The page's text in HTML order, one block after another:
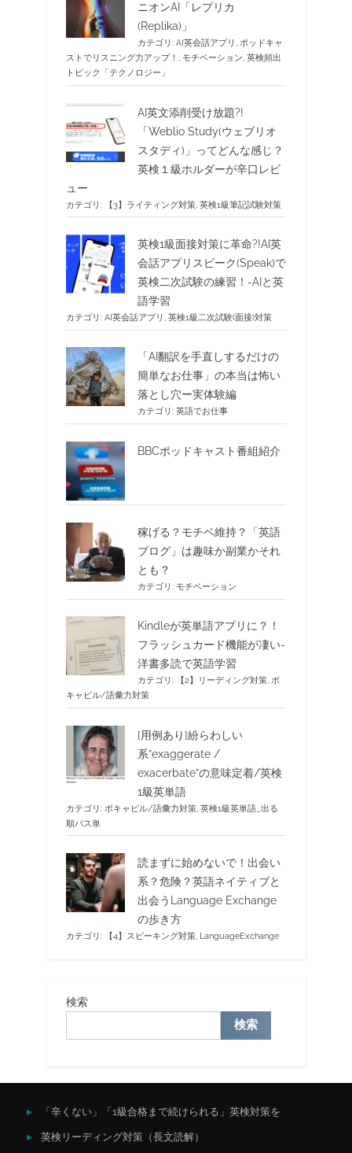
ニオンAI「レプリカ
(Replika)」
カテゴリ: AI英会話アプリ , ポッドキャ
ストでリスニング力アップ！ , モチベーション, 英検頻出
トピック「テクノロジー」
AI英文添削受け放題?!
「Weblio Study(ウェブリオ
スタディ)」ってどんな感じ？
英検１級ホルダーが辛口レビ
ュー
カテゴリ: 【3】ライティング対策 英検1級筆記試験対策
英検1級面接対策に革命?!AI英
会話アプリスピーク(Speak)で
英検二次試験の練習！-AIと英
語学習
カテゴリ: AI英会話アプリ , 英検1級二次試験(面接)対策
「AI翻訳を手直しするだけの
簡単なお仕事」の本当は怖い
落とし穴ー実体験編
カテゴリ: 英語でお仕事
BBCポッドキャスト番組紹介
稼げる？モチベ維持？「英語
ブログ」は趣味か副業かそれ
とも？
カテゴリ: モチベーション
Kindleが英単語アプリに？！
フラッシュカード機能が凄い-
洋書多読で英語学習
カテゴリ: 【2】リーディング対策, ボ
キャビル/語彙力対策
[用例あり]紛らわしい
系”exaggerate /
exacerbate”の意味定着/英検
1級英単語
カテゴリ: ボキャビル/語彙力対策 英検1級英単語_出る
順パス単
読まずに始めないで！出会い
系？危険？英語ネイティブと
出会うLanguage Exchange
の歩き方
カテゴリ: 【4】スピーキング対策, LanguageExchange
検索
検索
「辛くない」「1級合格まで続けられる」英検対策を
英検リーディング対策（長文読解）